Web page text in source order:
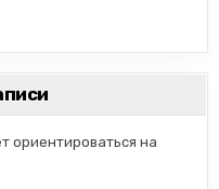
ориентироваться на